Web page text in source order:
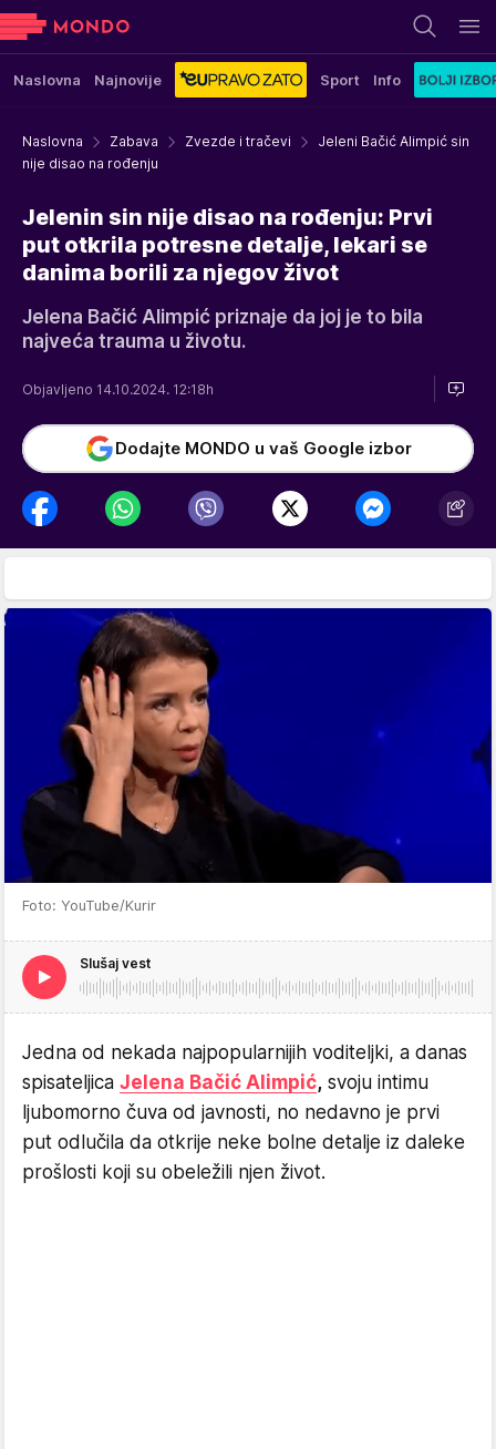
Naslovna Najnovije Sport Info
Naslovna Zabava Zvezde i tračevi
Jeleni Bačić Alimpić sin
nije disao na rođenju
Jelenin sin nije disao na rođenju: Prvi
put otkrila potresne detalje, lekari se
danima borili za njegov život
Jelena Bačić Alimpić priznaje da joj je to bila
najveća trauma u životu.
Objavljeno 14.10.2024. 12:18h
Dodajte MONDO u vaš Google izbor
Foto: YouTube/Kurir
Slušaj vest
Jedna od nekada najpopularnijih voditeljki, a danas
spisateljica Jelena Bačić Alimpić, svoju intimu
ljubomorno čuva od javnosti, no nedavno je prvi
put odlučila da otkrije neke bolne detalje iz daleke
prošlosti koji su obeležili njen život.